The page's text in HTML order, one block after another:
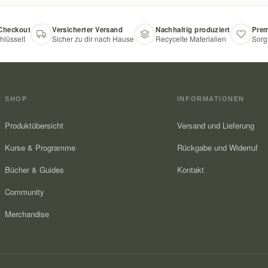
Versicherter Versand
Sicher zu dir nach Hause
Nachhaltig produziert
Recycelte Materialien
SHOP
Produktübersicht
Kurse & Programme
Bücher & Guides
Community
Merchandise
INFORMATIONEN
Versand und Lieferung
Rückgabe und Widerruf
Kontakt